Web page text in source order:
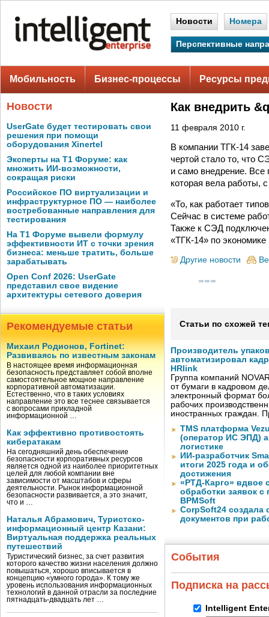
Новости Номера
Перспективные
Мобильность Бизнес-процессы Ресурсы
Новости
UserGate будет тестировать свои
решения при помощи
оборудования Xinertel
Эксперты на Т1 Форуме: как
множить ИИ-возможности,
сокращая риски
Российское ПО виртуализации и
инфраструктурное ПО — наиболее
востребованные направления для
тестирования
На Т1 Форуме вывели формулу
эффективности ИТ с точки зрения
бизнеса: меньше тратить, больше
зарабатывать
Open Conf 2026: UserGate
представил свое видение
архитектуры сетевого доверия
Рекомендуемые статьи
Михаил Родионов, Fortinet:
Развиваясь по известным законам
В настоящее время информационная
безопасность представляет собой вполне
самостоятельное мощное направление
корпоративной автоматизации.
Естественно, что в таких условиях
направление это все теснее связывается
с вопросами прикладной
информационной …
Как эффективно противостоять
кибератакам
На сегодняшний день обеспечение
безопасности корпоративных ресурсов
является одной из наиболее приоритетных
целей для любой компании вне
зависимости от масштабов и сферы
деятельности. Рынок информационной
безопасности развивается, а это значит,
что и …
Наталья Абрамович, Туристско-
информационный центр Казани:
Виртуальная поддержка реальных
путешествий
Туристический бизнес, за счет развития
которого качество жизни населения должно
повышаться, хорошо вписывается в
концепцию «умного города». К тому же
уровень использования информационных
технологий в данной отрасли за последние
пятнадцать-двадцать лет …
Как внедрить
11 февраля 2010 г.
В компании ТГК-14
чертой стало то, что
и само внедрение. Все
которая вела работы,
«То, как работает
Сейчас в системе
Также к СЭД
«ТГК-14» по
Другие новости
Статьи по схожей
Производитель
автоматизировал
HRlink
Группа компаний
от бумаги в кадровом
электронный формат
рабочих
иностранных граждан.
TMS платформа
(оператор ИС ЭПД)
логистике
ИИ-разработчик
итоги 2025 года и
достижения
«РТД-Карго» вдвое
обработки заявок
BPMSoft
CorpSoft24 создала
документов при
События
Подписка на
Intelligent